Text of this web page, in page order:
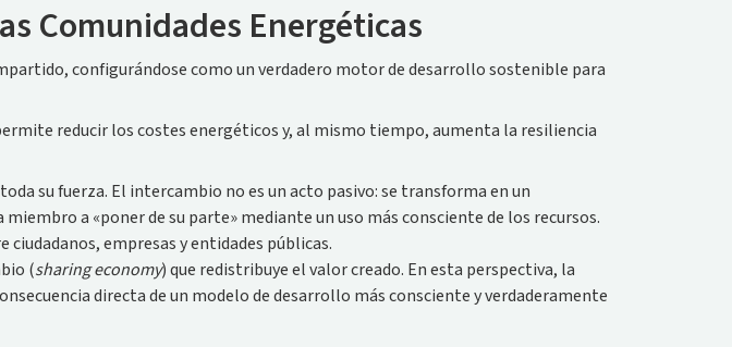
Comunidades Energéticas
configurándose como un verdadero motor de desarrollo sostenible para
reducir los costes energéticos y, al mismo tiempo, aumenta la resiliencia
su fuerza. El intercambio no es un acto pasivo: se transforma en un
a «poner de su parte» mediante un uso más consciente de los recursos.
empresas y entidades públicas.
(sharing economy) que redistribuye el valor creado. En esta perspectiva, la
directa de un modelo de desarrollo más consciente y verdaderamente